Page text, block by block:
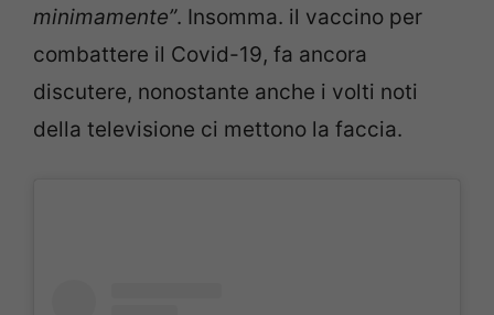
minimamente”. Insomma. il vaccino per
combattere il Covid-19, fa ancora
discutere, nonostante anche i volti noti
della televisione ci mettono la faccia.